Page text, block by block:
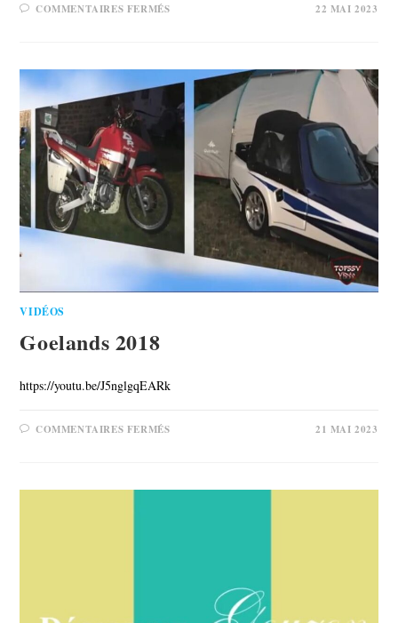
COMMENTAIRES FERMÉS 22 MAI 2023
VIDÉOS
Goelands 2018
https://youtu.be/J5nglgqEARk
COMMENTAIRES FERMÉS 21 MAI 2023